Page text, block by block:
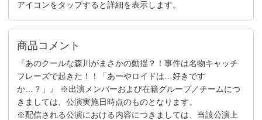
アイコンをタップすると詳細を表示します。
商品コメント
『あのクールな森川がまさかの動揺？！事件は名物キャッチ
フレーズで起きた！！「あーやロイドは…好きです
か…？」』 ※出演メンバーおよび在籍グループ／チームにつ
きましては、公演実施日時点のものとなります。
※配信される公演における内容につきましては、当該公演上